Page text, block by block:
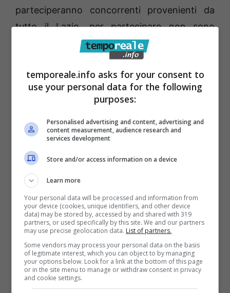
parteciperanno concorrenti provenienti da
tutto il Lazio, per partecipare non sono
richiesti requisiti particolari se non quello di
Le iscrizioni sono gratuite.
Le protagoniste dell’appuntamento, dovranno
sostenere alcune prove di abilità, nelle quali
potranno coinvolgere il marito e/o i figli.
Madrina dell’evento sarà Daniela Gaetani di
Sora (
FR), vincitrice della fascia nazionale
“Miss Mamma Italiana in Gambe 2021. “Miss
Mamma Italiana” sostiene “
Associazione Onlusper la lotta
all’Endometriosi,una malattia ancora poco
conosciuta, che colpisce quasi 4 milioni di
donne italiane in età fertile. Per informazioni
ed iscrizioni gratuite: tel. 0541 344300 e
www.missmammaitaliana.it
temporeale.info asks for your consent to
use your personal data for the following
purposes:
Personalised advertising and content, advertising and
content measurement, audience research and
services development
Store and/or access information on a device
Learn more
Your personal data will be processed and information from
your device (cookies, unique identifiers, and other device
data) may be stored by, accessed by and shared with 319
partners, or used specifically by this site. We and our partners
may use precise geolocation data. List of partners.
Some vendors may process your personal data on the basis
of legitimate interest, which you can object to by managing
your options below. Look for a link at the bottom of this page
or in the site menu to manage or withdraw consent in privacy
and cookie settings.